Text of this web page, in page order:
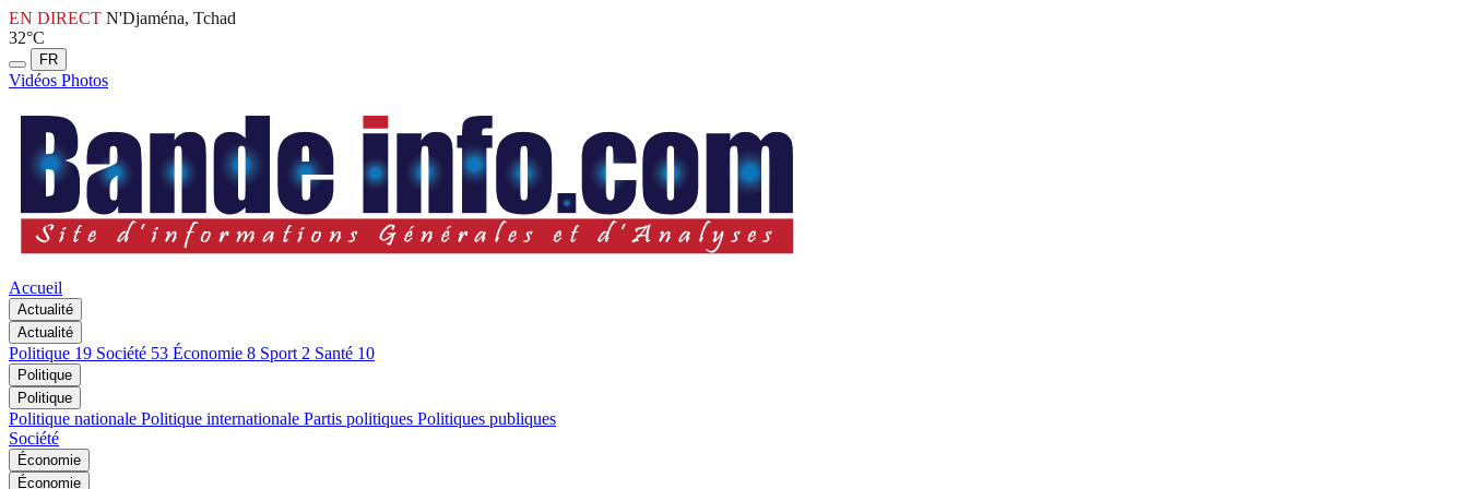
EN DIRECT N'Djaména, Tchad
32°C
FR
Vidéos Photos
Accueil
Actualité
Actualité
Politique 19 Société 53 Économie 8 Sport 2 Santé 10
Politique
Politique
Politique nationale Politique internationale Partis politiques Politiques publiques
Société
Économie
Économie